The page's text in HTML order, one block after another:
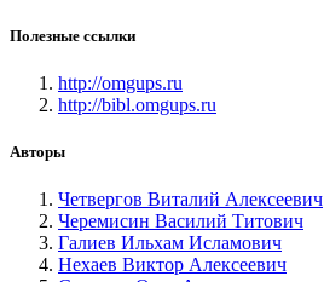
Полезные ссылки
http://omgups.ru
http://bibl.omgups.ru
Авторы
Четвергов Виталий Алексеевич
Черемисин Василий Титович
Галиев Ильхам Исламович
Нехаев Виктор Алексеевич